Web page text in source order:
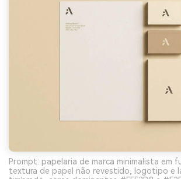
Prompt: papelaria de marca minimalista em
textura de papel não revestido, logotipo e